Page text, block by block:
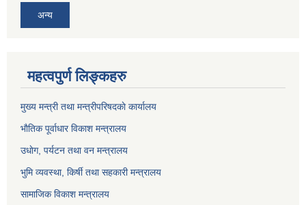
अन्य
महत्वपुर्ण लिङ्कहरु
मुख्य मन्त्री तथा मन्त्रीपरिषदकाे कार्यालय
भाैतिक पूर्वाधार विकाश मन्त्रालय
उधाेग, पर्यटन तथा वन मन्त्रालय
भुमि व्यवस्था, किर्षी तथा सहकारी मन्त्रालय
सामाजिक विकाश मन्त्रालय